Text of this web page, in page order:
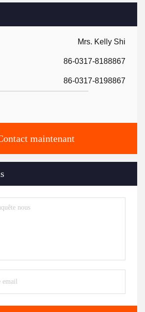
Mrs. Kelly Shi
86-0317-8188867
86-0317-8198867
maintenant